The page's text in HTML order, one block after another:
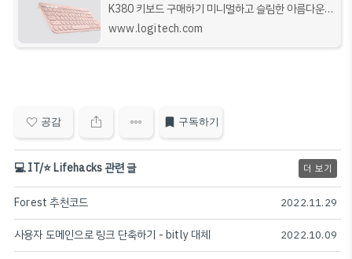
K380 키보드 구매하기 미니멀하고 슬림한 아름다운
디자인과 Bluetooth 연결, 손쉬운 컴퓨터, 태블릿, 휴
www.logitech.com
공감 구독하기
💻 IT/⭐️ Lifehacks 관련 글 더 보기
Forest 추천코드 2022.11.29
사용자 도메인으로 링크 단축하기 - bitly 대체 2022.10.09